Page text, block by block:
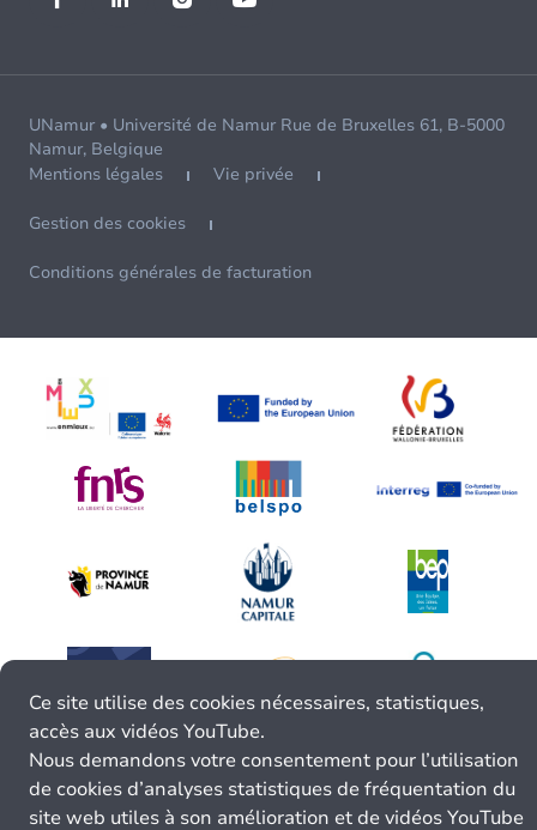
UNamur • Université de Namur Rue de Bruxelles 61, B-5000
Namur, Belgique
Mentions légales
Vie privée
Gestion des cookies
Conditions générales de facturation
Ce site utilise des cookies nécessaires, statistiques,
accès aux vidéos YouTube.
Nous demandons votre consentement pour l’utilisation
de cookies d’analyses statistiques de fréquentation du
site web utiles à son amélioration et de vidéos YouTube